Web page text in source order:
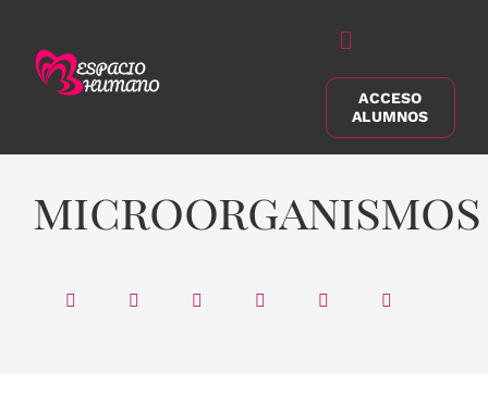
contenido
Alternar
navegación
Buscar:
ACCESO
ALUMNOS
microorganismos